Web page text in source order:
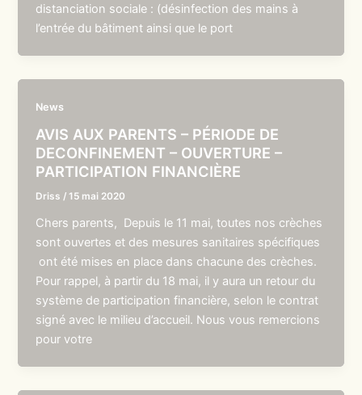
distanciation sociale : (désinfection des mains à
l’entrée du bâtiment ainsi que le port
News
AVIS AUX PARENTS – PÉRIODE DE
DECONFINEMENT – OUVERTURE –
PARTICIPATION FINANCIÈRE
Driss /15 mai 2020
Chers parents, Depuis le 11 mai, toutes nos crèches
sont ouvertes et des mesures sanitaires spécifiques
ont été mises en place dans chacune des crèches.
Pour rappel, à partir du 18 mai, il y aura un retour du
système de participation financière, selon le contrat
signé avec le milieu d’accueil. Nous vous remercions
pour votre